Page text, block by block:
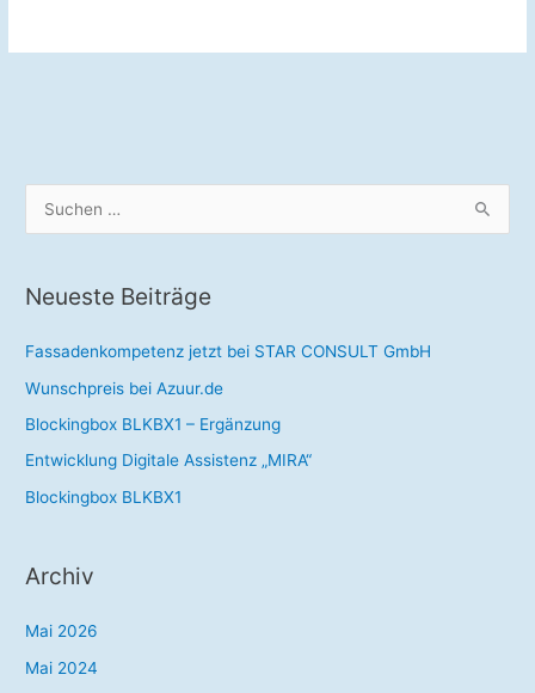
u
h
n
n
a
c
h
Neueste Beiträge
Fassadenkompetenz jetzt bei STAR CONSULT GmbH
Wunschpreis bei Azuur.de
Blockingbox BLKBX1 – Ergänzung
Entwicklung Digitale Assistenz „MIRA“
Blockingbox BLKBX1
Archiv
Mai 2026
Mai 2024